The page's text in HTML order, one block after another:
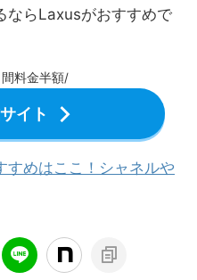
ならLaxusがおすすめで
料金半額/
イト
すめはここ！シャネルや